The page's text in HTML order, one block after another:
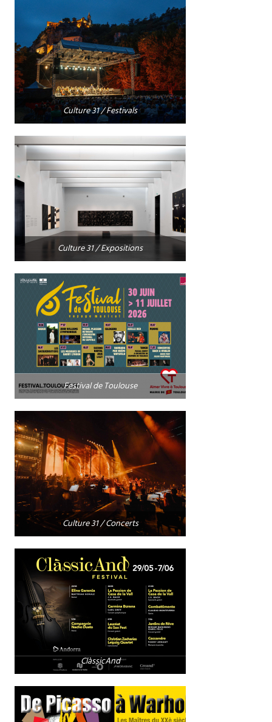
Culture 31 / Festivals
Culture 31 / Expositions
Festival de Toulouse
Culture 31 / Concerts
ClàssicAnd